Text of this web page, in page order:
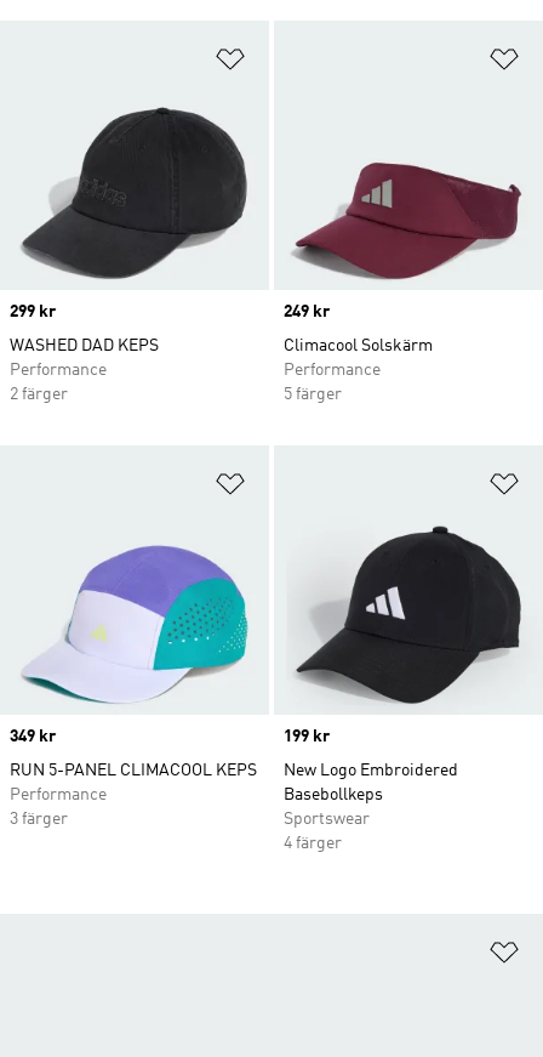
Price
299 kr
WASHED DAD KEPS
Performance
2 färger
Price
249 kr
Climacool Solskärm
Performance
5 färger
Price
349 kr
RUN 5-PANEL CLIMACOOL KEPS
Performance
3 färger
Price
199 kr
New Logo Embroidered
Basebollkeps
Sportswear
4 färger